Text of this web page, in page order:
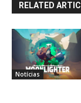
RELATED
Notícias